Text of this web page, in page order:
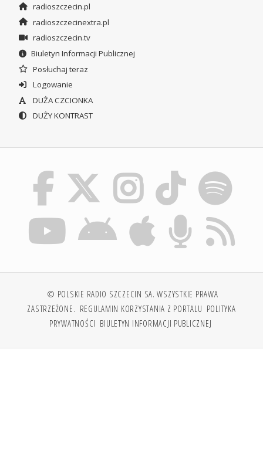
radioszczecin.pl
radioszczecinextra.pl
radioszczecin.tv
Biuletyn Informacji Publicznej
Posłuchaj teraz
Logowanie
DUŻA CZCIONKA
DUŻY KONTRAST
© POLSKIE RADIO SZCZECIN SA. WSZYSTKIE PRAWA
ZASTRZEŻONE. REGULAMIN KORZYSTANIA Z PORTALU POLITYKA
PRYWATNOŚCI BIULETYN INFORMACJI PUBLICZNEJ